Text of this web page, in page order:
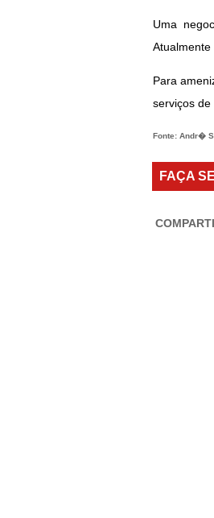
Uma
Atualmente
Para
serviços de
Fonte: Andr�
FAÇA